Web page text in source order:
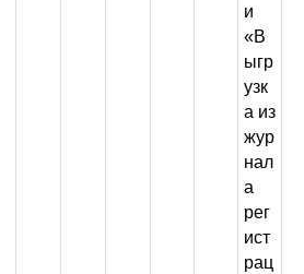
и
«В
ыгр
узк
а из
жур
нал
а
рег
ист
рац